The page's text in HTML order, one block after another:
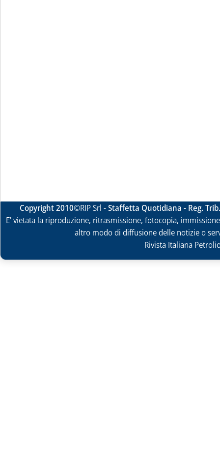
Copyright 2010©RIP Srl -Staffetta Quotidiana - Reg.
E' vietata la riproduzione, ritrasmissione, fotocopia,
altro modo di diffusione delle notizie o
Rivista Italiana